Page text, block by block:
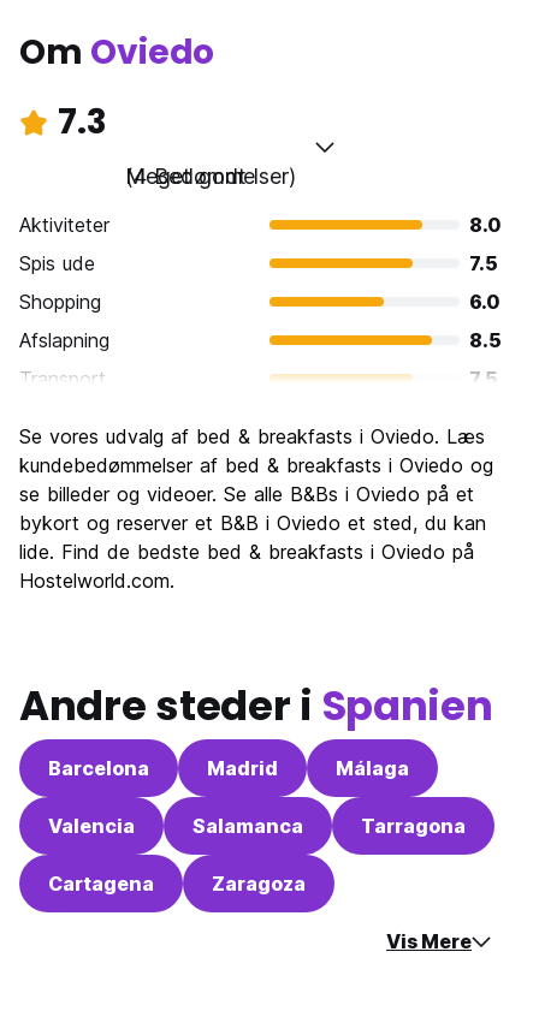
Om Oviedo
7.3
Meget godt
(4 Bedømmelser)
Aktiviteter
8.0
Spis ude
7.5
Shopping
6.0
Afslapning
8.5
Transport
7.5
Kultur
8.0
Fester
5.5
Værdi for pengene
7.0
Se vores udvalg af bed & breakfasts i Oviedo. Læs
kundebedømmelser af bed & breakfasts i Oviedo og
se billeder og videoer. Se alle B&Bs i Oviedo på et
bykort og reserver et B&B i Oviedo et sted, du kan
lide. Find de bedste bed & breakfasts i Oviedo på
Hostelworld.com.
Andre steder i Spanien
Barcelona Madrid Málaga
Valencia Salamanca Tarragona
Cartagena Zaragoza
Vis Mere